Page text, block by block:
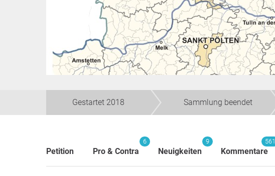
Gestartet 2018 Sammlung beendet
Petition Pro & Contra
6
Neuigkeiten
9
Kommentare
561